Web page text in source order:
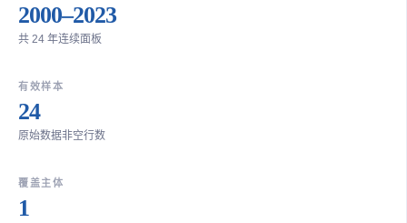
2000–2023
共 24 年连续面板
有效样本
24
原始数据非空行数
覆盖主体
1